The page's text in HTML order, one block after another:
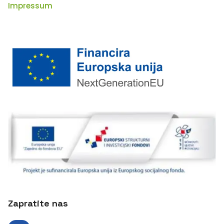
Impressum
Zapratite nas